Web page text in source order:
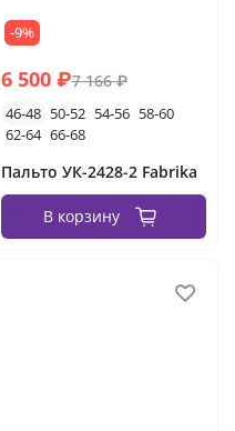
-9%
6 500 ₽7 166 ₽
46-48 50-52 54-56 58-60
62-64 66-68
Пальто УК-2428-2 Fabrika
В корзину